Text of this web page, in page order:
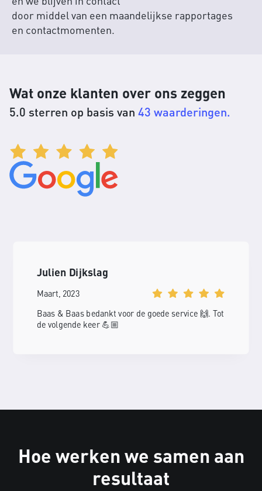
door middel van een maandelijkse rapportages
en contactmomenten.
Wat onze klanten over ons zeggen
5.0 sterren op basis van 43 waarderingen.
Julien Dijkslag
Maart, 2023
Baas & Baas bedankt voor de goede service 🙌. Tot
de volgende keer 💪🏼
Hoe werken we samen aan
resultaat